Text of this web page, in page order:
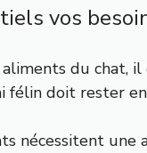
vos
du chat,
félin doit rester
nécessitent